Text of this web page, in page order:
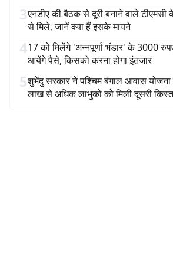
3एनडीए की बैठक से दूरी बनाने वाले
से मिले, जानें क्या हैं इसके मायने
417 को मिलेंगे 'अन्नपूर्णा भंडार' के 3000
आयेंगे पैसे, किसको करना होगा इंतजार
5शुभेंदु सरकार ने पश्चिम बंगाल आवास योजना
लाख से अधिक लाभुकों को मिली दूसरी किस्त